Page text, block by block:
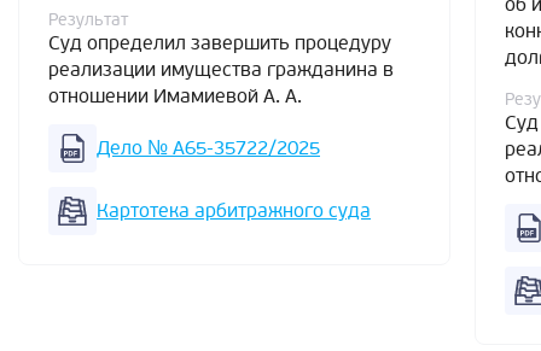
Результат
Суд определил завершить процедуру
реализации имущества гражданина в
отношении Имамиевой А. А.
Дело № А65-35722/2025
Картотека арбитражного суда
об